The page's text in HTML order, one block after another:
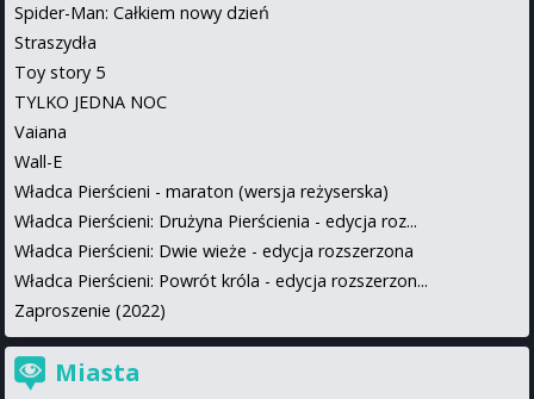
Spider-Man: Całkiem nowy dzień
Straszydła
Toy story 5
TYLKO JEDNA NOC
Vaiana
Wall-E
Władca Pierścieni - maraton (wersja reżyserska)
Władca Pierścieni: Drużyna Pierścienia - edycja roz...
Władca Pierścieni: Dwie wieże - edycja rozszerzona
Władca Pierścieni: Powrót króla - edycja rozszerzon...
Zaproszenie (2022)
Miasta